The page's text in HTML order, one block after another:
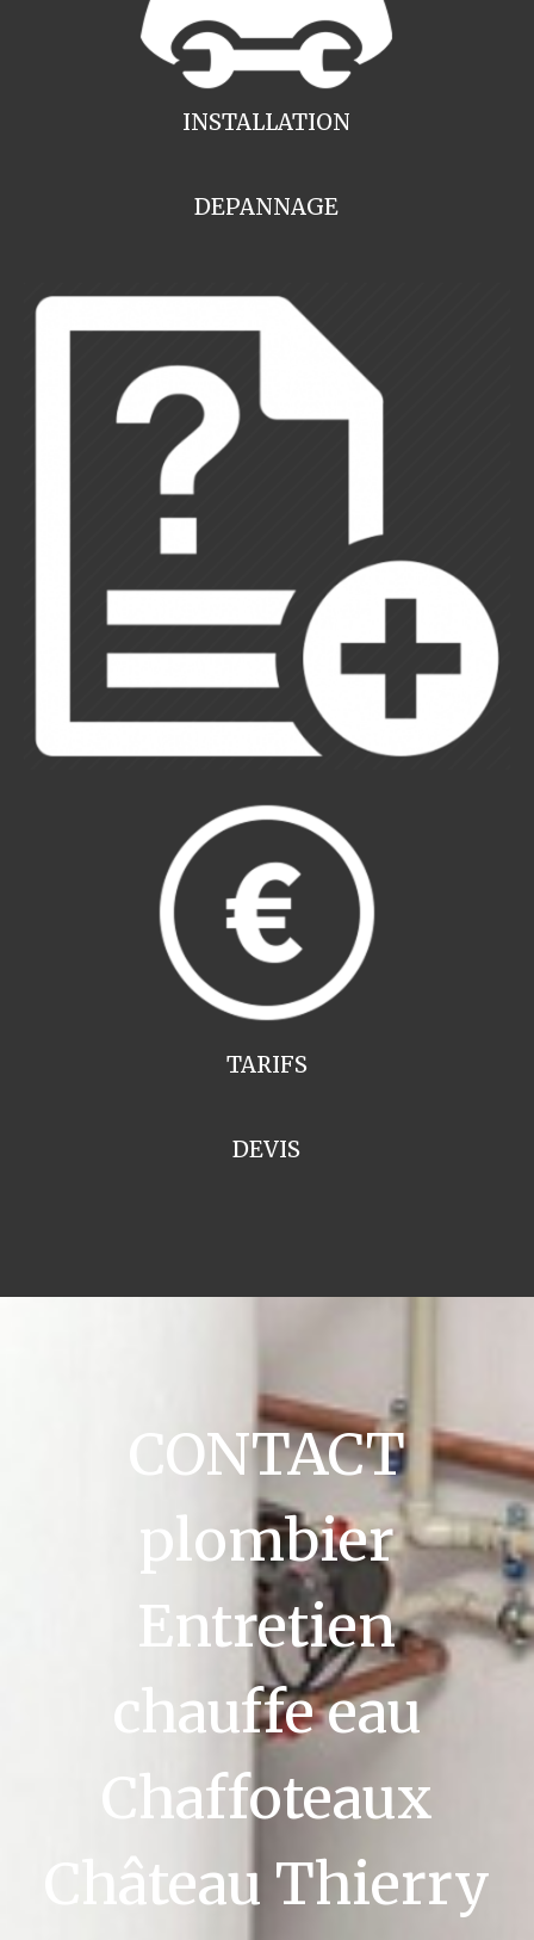
INSTALLATION
DEPANNAGE
TARIFS
DEVIS
CONTACT
plombier
Entretien
chauffe eau
Chaffoteaux
Château Thierry